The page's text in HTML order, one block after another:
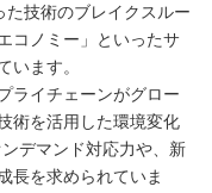
た技術のブレイクスルー
コノミー」といったサ
います。
ライチェーンがグロー
術を活用した環境変化
デマンド対応力や、新
長を求められていま